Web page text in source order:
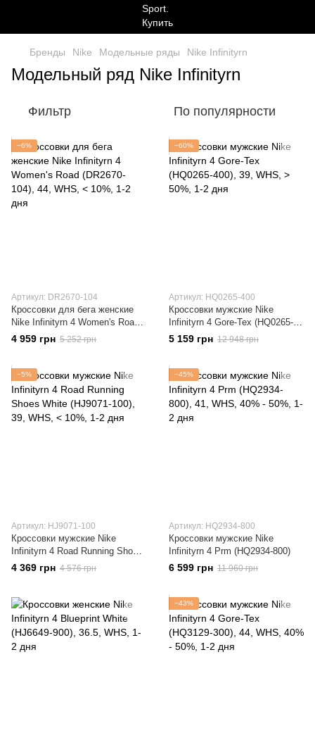
Бренды Nike Модельные ряды Nike Infinityrn
Модельный ряд Nike Infinityrn
Фильтр По популярности
−6%
Артикул: DR2670-104
Кроссовки для бега женские
Nike Infinityrn 4 Women's Road
(DR2670-104)
4 959 грн 5 252 грн
−60%
Артикул: HQ0265-400
Кроссовки мужские Nike
Infinityrn 4 Gore-Tex (HQ0265-
400)
5 159 грн 12 948 грн
−5%
Артикул: HJ9071-100
Кроссовки мужские Nike
Infinityrn 4 Road Running Shoes
White (HJ9071-100)
4 369 грн 4 576 грн
−45%
Артикул: HQ2934-800
Кроссовки мужские Nike
Infinityrn 4 Prm (HQ2934-800)
6 599 грн 11 960 грн
−43%